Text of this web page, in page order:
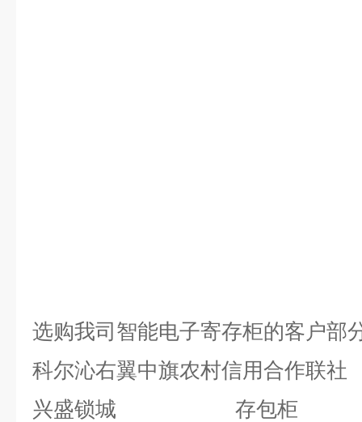
选购我司智能电子寄存柜的客户部
科尔沁右翼中旗农村信用合作联
兴盛锁城 存包柜